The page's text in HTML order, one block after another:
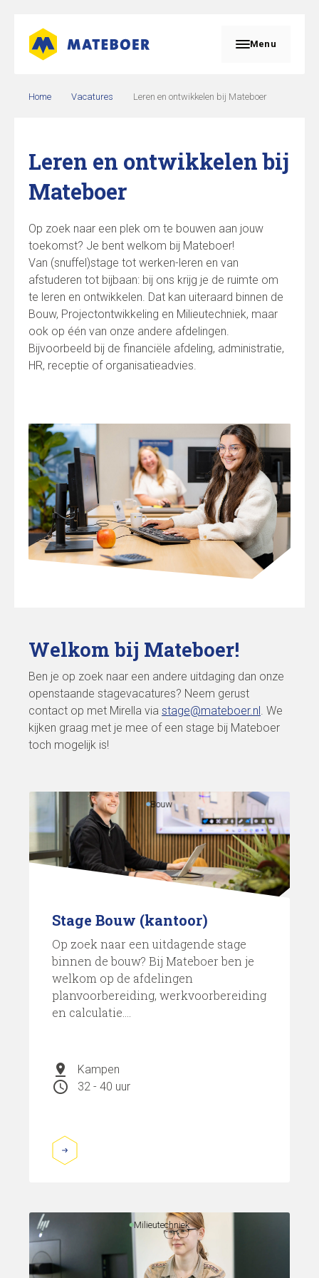
Menu
Home Vacatures Leren en ontwikkelen bij Mateboer
Leren en ontwikkelen bij
Mateboer
Op zoek naar een plek om te bouwen aan jouw
toekomst? Je bent welkom bij Mateboer!
Van (snuffel)stage tot werken-leren en van
afstuderen tot bijbaan: bij ons krijg je de ruimte om
te leren en ontwikkelen. Dat kan uiteraard binnen de
Bouw, Projectontwikkeling en Milieutechniek, maar
ook op één van onze andere afdelingen.
Bijvoorbeeld bij de financiële afdeling, administratie,
HR, receptie of organisatieadvies.
Welkom bij Mateboer!
Ben je op zoek naar een andere uitdaging dan onze
openstaande stagevacatures? Neem gerust
contact op met Mirella via stage@mateboer.nl. We
kijken graag met je mee of een stage bij Mateboer
toch mogelijk is!
Bouw
Stage Bouw (kantoor)
Op zoek naar een uitdagende stage
binnen de bouw? Bij Mateboer ben je
welkom op de afdelingen
planvoorbereiding, werkvoorbereiding
en calculatie....
pin_drop Kampen
schedule 32 - 40 uur
Milieutechniek